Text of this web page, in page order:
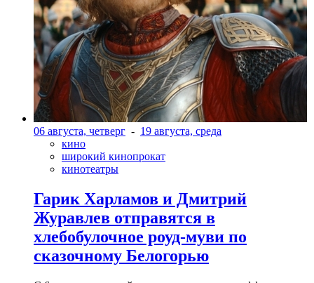
06 августа, четверг - 19 августа, среда
кино
широкий кинопрокат
кинотеатры
Гарик Харламов и Дмитрий
Журавлев отправятся в
хлебобулочное роуд-муви по
сказочному Белогорью